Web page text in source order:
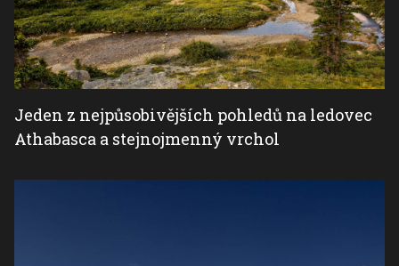
Jeden z nejpůsobivějších pohledů na ledovec
Athabasca a stejnojmenný vrchol